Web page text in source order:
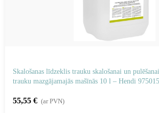
Skalošanas līdzeklis trauku skalošanai un
trauku mazgājamajās mašīnās 10 l – Hendi 975015
55,55 € (ar PVN)